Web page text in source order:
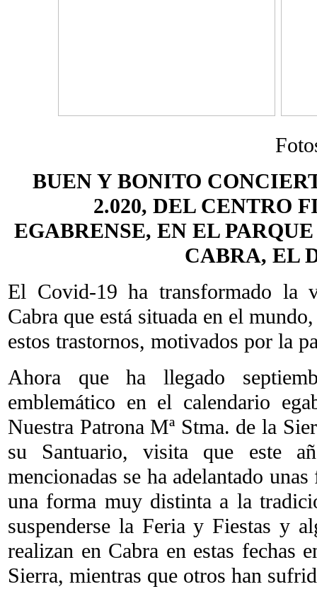
BUEN Y BONITO
2.020, DEL CENTRO
EGABRENSE, EN EL
CABRA, EL
El Covid-19 ha transformado la
Cabra que está situada en el
estos trastornos, motivados por la
Ahora que ha llegado
emblemático en el calendario
Nuestra Patrona Mª Stma. de la
su Santuario, visita que este
mencionadas se ha adelantado
una forma muy distinta a la
suspenderse la Feria y Fiestas y
realizan en Cabra en estas fechas
Sierra, mientras que otros han